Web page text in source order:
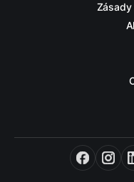
Facebook